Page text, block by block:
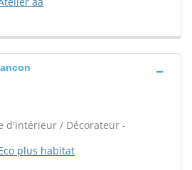
d'intérieur / Décorateur -
plus habitat